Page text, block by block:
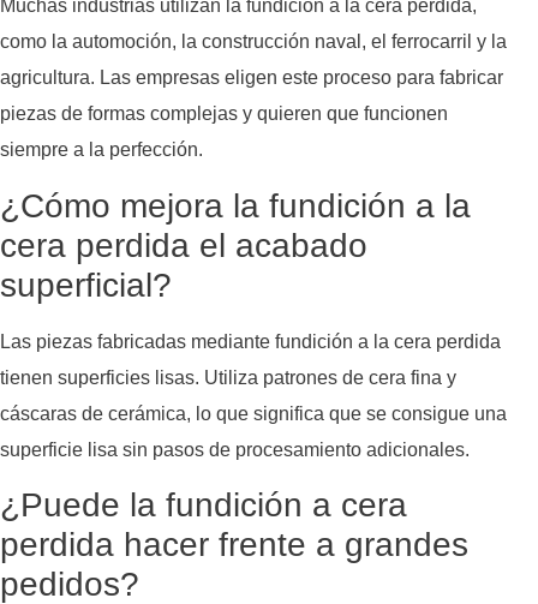
Muchas industrias utilizan la fundición a la cera perdida,
como la automoción, la construcción naval, el ferrocarril y la
agricultura. Las empresas eligen este proceso para fabricar
piezas de formas complejas y quieren que funcionen
siempre a la perfección.
¿Cómo mejora la fundición a la
cera perdida el acabado
superficial?
Las piezas fabricadas mediante fundición a la cera perdida
tienen superficies lisas. Utiliza patrones de cera fina y
cáscaras de cerámica, lo que significa que se consigue una
superficie lisa sin pasos de procesamiento adicionales.
¿Puede la fundición a cera
perdida hacer frente a grandes
pedidos?